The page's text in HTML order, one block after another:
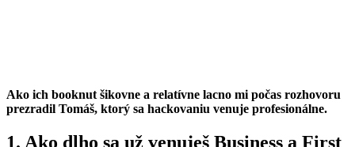
Ako ich booknut šikovne a relatívne lacno mi počas rozhovoru
prezradil Tomáš, ktorý sa hackovaniu venuje profesionálne.
1. Ako dlho sa už venuješ Business a First